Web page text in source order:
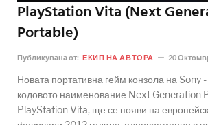
PlayStation Vita (Next
Portable)
Публикувана от: ЕКИП НА АВТОРА 20
Новата портативна гейм конзола на Sony
кодовото наименование Next Generation
PlayStation Vita, ще се появи на